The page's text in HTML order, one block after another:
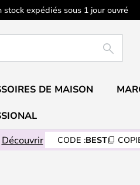
stock expédiés sous 1 jour ouvré
DE MAISON
Découvrir CODE :BEST